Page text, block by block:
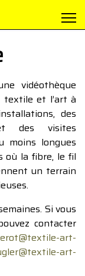
vidéothèque
et l’art à
des
des visites
moins longues
où la fibre, le fil
un terrain
Si vous
contacter
art-
art-